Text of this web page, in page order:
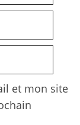
et mon site